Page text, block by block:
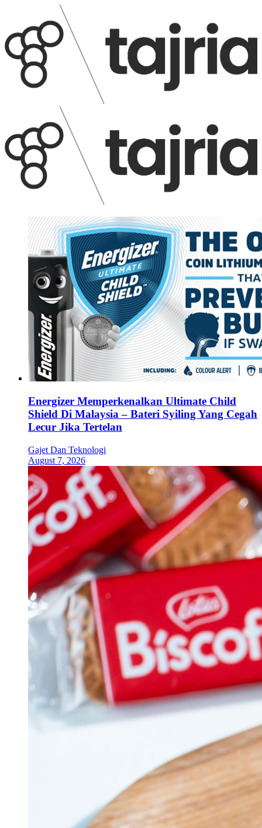
Energizer Memperkenalkan Ultimate Child
Shield Di Malaysia – Bateri Syiling Yang Cegah
Lecur Jika Tertelan
Gajet Dan Teknologi
August 7, 2026